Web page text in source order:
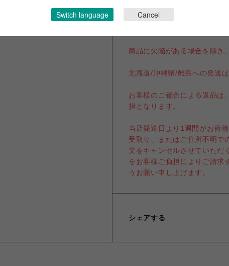
商品に欠陥がある場合を除き
北海道/沖縄県/離島への発送
お客様のご都合による返品は
担となります。
当店発送日より1週間がお荷
受取り、またはご住所不明で
文をキャンセルさせていただ
をお客様ご負担によりご請求
うお願い申し上げます。
シェアする
Switch language Cancel